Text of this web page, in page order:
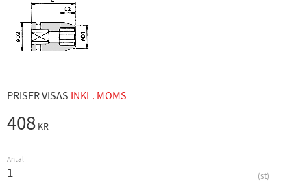
PRISER VISAS INKL. MOMS
408 KR
Antal
st